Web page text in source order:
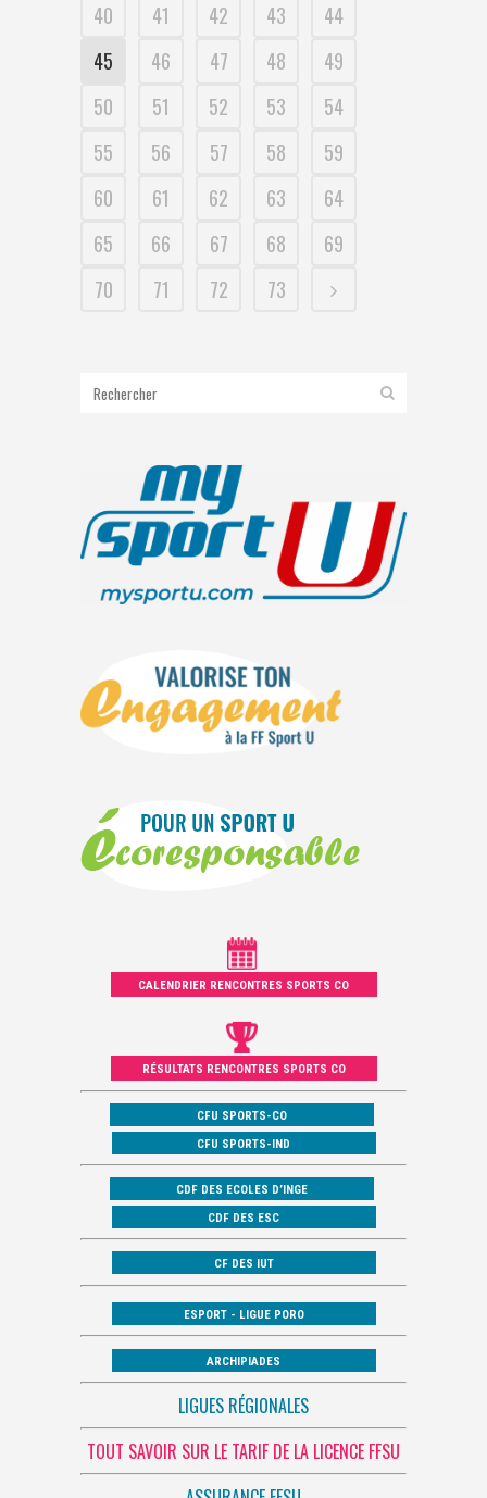
40
41 42 43
44
45
46 47 48
49
50
51 52 53
54
55
56 57 58
59
60
61 62 63
64
65
66 67 68
69
70
71 72 73
CALENDRIER RENCONTRES SPORTS CO
RÉSULTATS RENCONTRES SPORTS CO
CFU SPORTS-CO
CFU SPORTS-IND
CDF DES ECOLES D’INGE
CDF DES ESC
CF DES IUT
ESPORT - LIGUE PORO
ARCHIPIADES
LIGUES RÉGIONALES
TOUT SAVOIR SUR LE TARIF DE LA LICENCE FFSU